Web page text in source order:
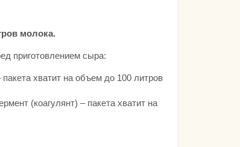
молока.
приготовлением сыра:
хватит на объем до 100 литров
(коагулянт) – пакета хватит на